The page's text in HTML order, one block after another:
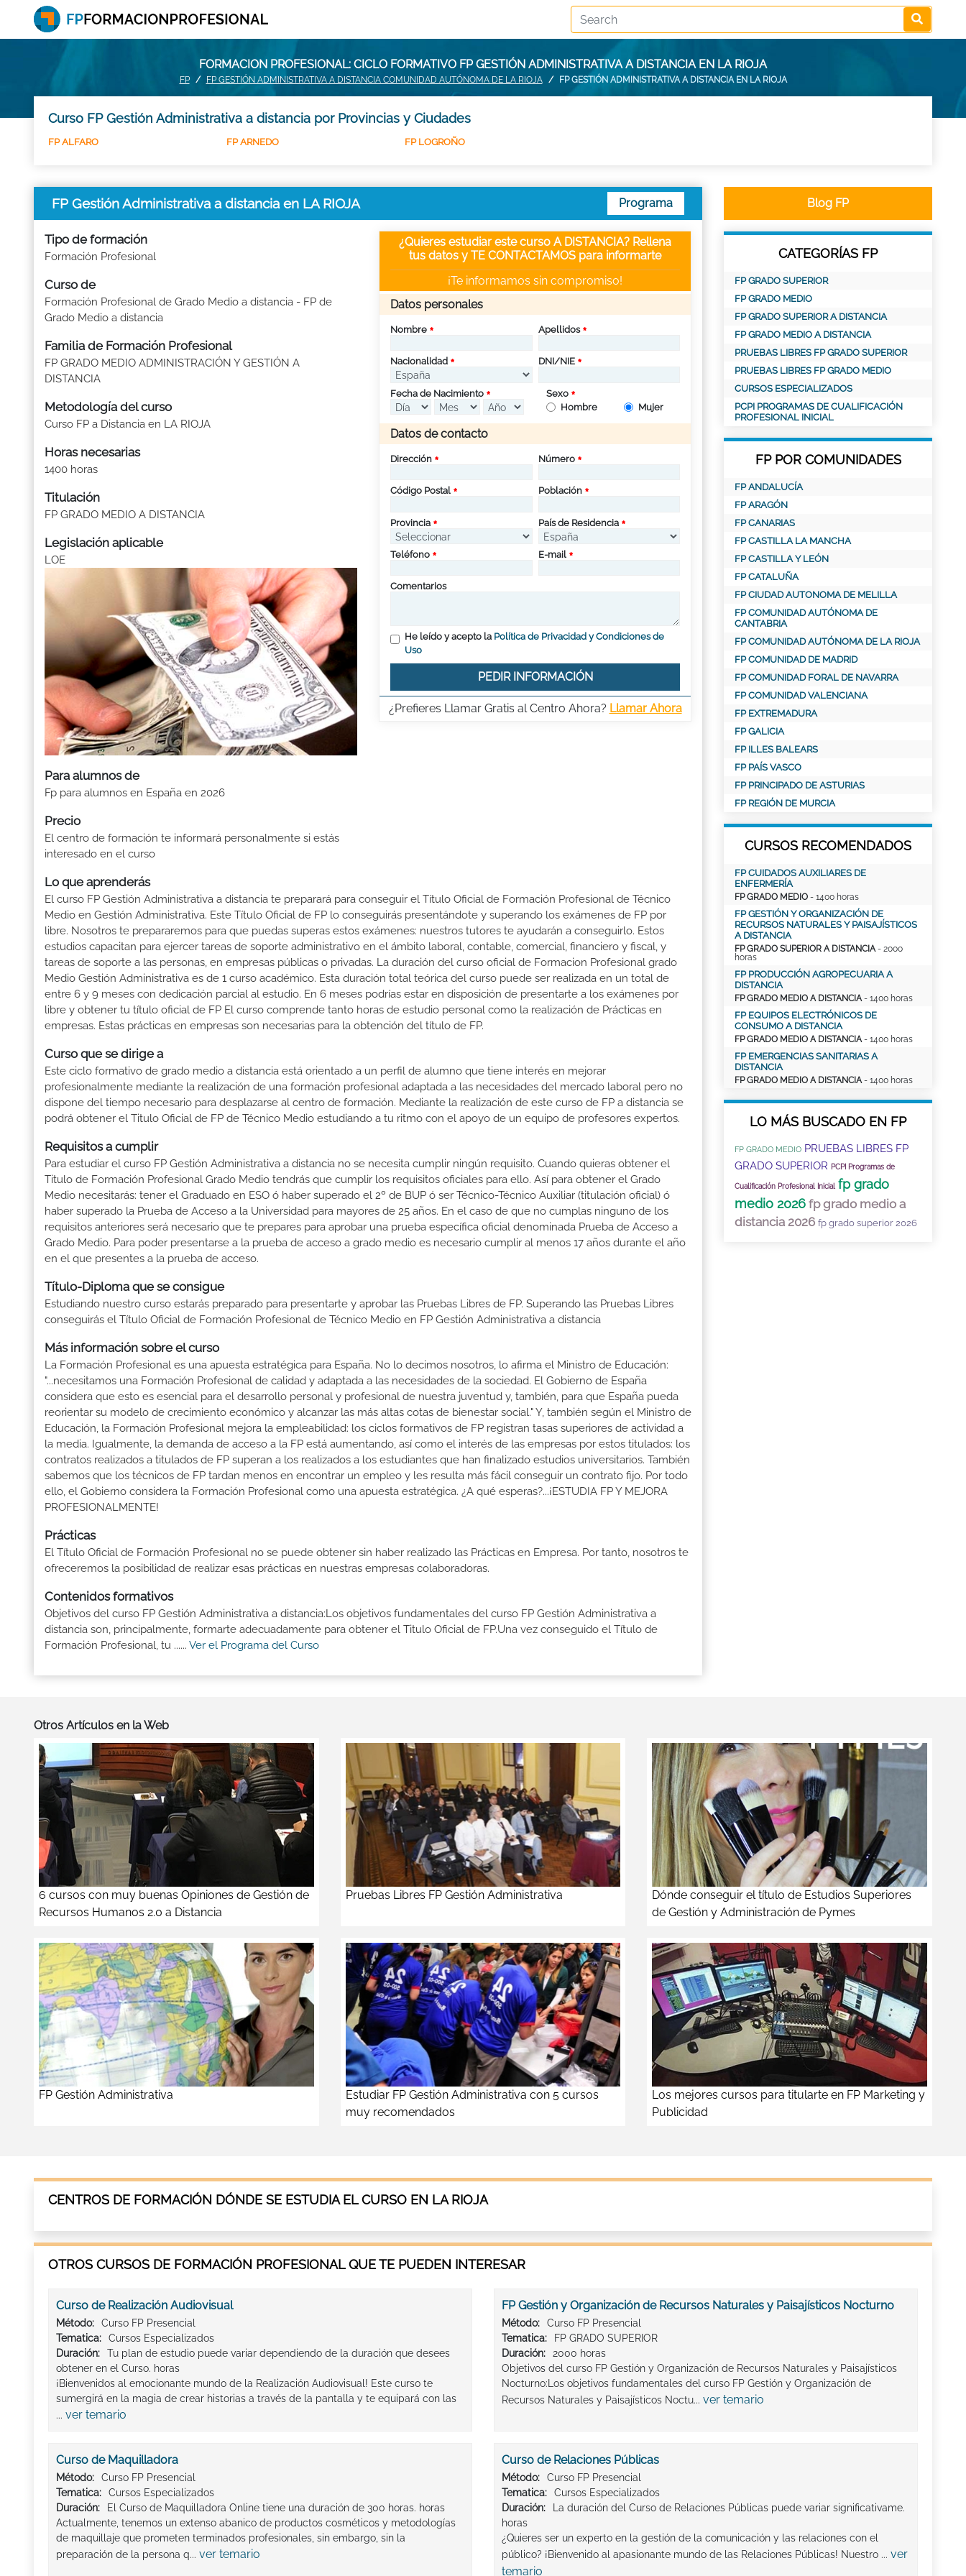
FORMACION PROFESIONAL: CICLO FORMATIVO FP GESTIÓN ADMINISTRATIVA A DISTANCIA EN LA RIOJA
FP FP GESTIÓN ADMINISTRATIVA A DISTANCIA COMUNIDAD AUTÓNOMA DE LA RIOJA FP GESTIÓN ADMINISTRATIVA A DISTANCIA EN LA RIOJA
Curso FP Gestión Administrativa a distancia por Provincias y Ciudades
FP ALFARO FP ARNEDO FP LOGROÑO
FP Gestión Administrativa a distancia en LA RIOJA Programa
Tipo de formación
Formación Profesional
Curso de
Formación Profesional de Grado Medio a distancia - FP de
Grado Medio a distancia
Familia de Formación Profesional
FP GRADO MEDIO ADMINISTRACIÓN Y GESTIÓN A
DISTANCIA
Metodología del curso
Curso FP a Distancia en LA RIOJA
Horas necesarias
1400 horas
Titulación
FP GRADO MEDIO A DISTANCIA
Legislación aplicable
LOE
Para alumnos de
Fp para alumnos en España en 2026
Precio
El centro de formación te informará personalmente si estás
interesado en el curso
¿Quieres estudiar este curso A DISTANCIA? Rellena
tus datos y TE CONTACTAMOS para informarte
¡Te informamos sin compromiso!
Datos personales
Nombre Apellidos
Nacionalidad DNI/NIE
Fecha de Nacimiento
Sexo
Hombre
Mujer
Datos de contacto
Dirección Número
Código Postal Población
Provincia País de Residencia
Teléfono E-mail
Comentarios
He leído y acepto la Política de Privacidad y Condiciones de
Uso
PEDIR INFORMACIÓN
¿Prefieres Llamar Gratis al Centro Ahora? Llamar Ahora
Lo que aprenderás
El curso FP Gestión Administrativa a distancia te preparará para conseguir el Título Oficial de Formación Profesional de Técnico
Medio en Gestión Administrativa. Este Título Oficial de FP lo conseguirás presentándote y superando los exámenes de FP por
libre. Nosotros te prepararemos para que puedas superas estos exámenes: nuestros tutores te ayudarán a conseguirlo. Estos
estudios capacitan para ejercer tareas de soporte administrativo en el ámbito laboral, contable, comercial, financiero y fiscal, y
tareas de soporte a las personas, en empresas públicas o privadas. La duración del curso oficial de Formacion Profesional grado
Medio Gestión Administrativa es de 1 curso académico. Esta duración total teórica del curso puede ser realizada en un total de
entre 6 y 9 meses con dedicación parcial al estudio. En 6 meses podrías estar en disposición de presentarte a los exámenes por
libre y obtener tu título oficial de FP El curso comprende tanto horas de estudio personal como la realización de Prácticas en
empresas. Estas prácticas en empresas son necesarias para la obtención del título de FP.
Curso que se dirige a
Este ciclo formativo de grado medio a distancia está orientado a un perfil de alumno que tiene interés en mejorar
profesionalmente mediante la realización de una formación profesional adaptada a las necesidades del mercado laboral pero no
dispone del tiempo necesario para desplazarse al centro de formación. Mediante la realización de este curso de FP a distancia se
podrá obtener el Titulo Oficial de FP de Técnico Medio estudiando a tu ritmo con el apoyo de un equipo de profesores expertos.
Requisitos a cumplir
Para estudiar el curso FP Gestión Administrativa a distancia no se necesita cumplir ningún requisito. Cuando quieras obtener el
Titulo de Formación Profesional Grado Medio tendrás que cumplir los requisitos oficiales para ello. Así para obtener el Grado
Medio necesitarás: tener el Graduado en ESO ó haber superado el 2º de BUP ó ser Técnico-Técnico Auxiliar (titulación oficial) ó
haber superado la Prueba de Acceso a la Universidad para mayores de 25 años. En el caso de que no cumplas ninguno de los
requisitos anteriores será necesario que te prepares para aprobar una prueba específica oficial denominada Prueba de Acceso a
Grado Medio. Para poder presentarse a la prueba de acceso a grado medio es necesario cumplir al menos 17 años durante el año
en el que presentes a la prueba de acceso.
Título-Diploma que se consigue
Estudiando nuestro curso estarás preparado para presentarte y aprobar las Pruebas Libres de FP. Superando las Pruebas Libres
conseguirás el Título Oficial de Formación Profesional de Técnico Medio en FP Gestión Administrativa a distancia
Más información sobre el curso
La Formación Profesional es una apuesta estratégica para España. No lo decimos nosotros, lo afirma el Ministro de Educación:
"...necesitamos una Formación Profesional de calidad y adaptada a las necesidades de la sociedad. El Gobierno de España
considera que esto es esencial para el desarrollo personal y profesional de nuestra juventud y, también, para que España pueda
reorientar su modelo de crecimiento económico y alcanzar las más altas cotas de bienestar social." Y, también según el Ministro de
Educación, la Formación Profesional mejora la empleabilidad: los ciclos formativos de FP registran tasas superiores de actividad a
la media. Igualmente, la demanda de acceso a la FP está aumentando, así como el interés de las empresas por estos titulados: los
contratos realizados a titulados de FP superan a los realizados a los estudiantes que han finalizado estudios universitarios. También
sabemos que los técnicos de FP tardan menos en encontrar un empleo y les resulta más fácil conseguir un contrato fijo. Por todo
ello, el Gobierno considera la Formación Profesional como una apuesta estratégica. ¿A qué esperas?...¡ESTUDIA FP Y MEJORA
PROFESIONALMENTE!
Prácticas
El Título Oficial de Formación Profesional no se puede obtener sin haber realizado las Prácticas en Empresa. Por tanto, nosotros te
ofreceremos la posibilidad de realizar esas prácticas en nuestras empresas colaboradoras.
Contenidos formativos
Objetivos del curso FP Gestión Administrativa a distancia:Los objetivos fundamentales del curso FP Gestión Administrativa a
distancia son, principalmente, formarte adecuadamente para obtener el Titulo Oficial de FP.Una vez conseguido el Título de
Formación Profesional, tu ...... Ver el Programa del Curso
Blog FP
CATEGORÍAS FP
FP GRADO SUPERIOR
FP GRADO MEDIO
FP GRADO SUPERIOR A DISTANCIA
FP GRADO MEDIO A DISTANCIA
PRUEBAS LIBRES FP GRADO SUPERIOR
PRUEBAS LIBRES FP GRADO MEDIO
CURSOS ESPECIALIZADOS
PCPI PROGRAMAS DE CUALIFICACIÓN
PROFESIONAL INICIAL
FP POR COMUNIDADES
FP ANDALUCÍA
FP ARAGÓN
FP CANARIAS
FP CASTILLA LA MANCHA
FP CASTILLA Y LEÓN
FP CATALUÑA
FP CIUDAD AUTONOMA DE MELILLA
FP COMUNIDAD AUTÓNOMA DE
CANTABRIA
FP COMUNIDAD AUTÓNOMA DE LA RIOJA
FP COMUNIDAD DE MADRID
FP COMUNIDAD FORAL DE NAVARRA
FP COMUNIDAD VALENCIANA
FP EXTREMADURA
FP GALICIA
FP ILLES BALEARS
FP PAÍS VASCO
FP PRINCIPADO DE ASTURIAS
FP REGIÓN DE MURCIA
CURSOS RECOMENDADOS
FP CUIDADOS AUXILIARES DE
ENFERMERÍA
FP GRADO MEDIO - 1400 horas
FP GESTIÓN Y ORGANIZACIÓN DE
RECURSOS NATURALES Y PAISAJÍSTICOS
A DISTANCIA
FP GRADO SUPERIOR A DISTANCIA- 2000
horas
FP PRODUCCIÓN AGROPECUARIA A
DISTANCIA
FP GRADO MEDIO A DISTANCIA- 1400 horas
FP EQUIPOS ELECTRÓNICOS DE
CONSUMO A DISTANCIA
FP GRADO MEDIO A DISTANCIA- 1400 horas
FP EMERGENCIAS SANITARIAS A
DISTANCIA
FP GRADO MEDIO A DISTANCIA- 1400 horas
LO MÁS BUSCADO EN FP
FP GRADO MEDIO PRUEBAS LIBRES FP
GRADO SUPERIOR
PCPI Programas de
Cualificación Profesional Inicial
fp grado
medio 2026 fp grado medio a
distancia 2026 fp grado superior 2026
Otros Artículos en la Web
6 cursos con muy buenas Opiniones de Gestión de
Recursos Humanos 2.0 a Distancia
Pruebas Libres FP Gestión Administrativa
Dónde conseguir el título de Estudios Superiores
de Gestión y Administración de Pymes
FP Gestión Administrativa
Estudiar FP Gestión Administrativa con 5 cursos
muy recomendados
Los mejores cursos para titularte en FP Marketing y
Publicidad
CENTROS DE FORMACIÓN DÓNDE SE ESTUDIA EL CURSO EN LA RIOJA
OTROS CURSOS DE FORMACIÓN PROFESIONAL QUE TE PUEDEN INTERESAR
Curso de Realización Audiovisual
Método:
Curso FP Presencial
Tematica:
Cursos Especializados
Duración:
Tu plan de estudio puede variar dependiendo de la duración que desees
obtener en el Curso. horas
¡Bienvenidos al emocionante mundo de la Realización Audiovisual! Este curso te
sumergirá en la magia de crear historias a través de la pantalla y te equipará con las
... ver temario
FP Gestión y Organización de Recursos Naturales y Paisajísticos Nocturno
Método:
Curso FP Presencial
Tematica:
FP GRADO SUPERIOR
Duración:
2000 horas
Objetivos del curso FP Gestión y Organización de Recursos Naturales y Paisajísticos
Nocturno:Los objetivos fundamentales del curso FP Gestión y Organización de
Recursos Naturales y Paisajísticos Noctu... ver temario
Curso de Maquilladora
Método:
Curso FP Presencial
Tematica:
Cursos Especializados
Duración:
El Curso de Maquilladora Online tiene una duración de 300 horas. horas
Actualmente, tenemos un extenso abanico de productos cosméticos y metodologías
de maquillaje que prometen terminados profesionales, sin embargo, sin la
preparación de la persona q... ver temario
Curso de Relaciones Públicas
Método:
Curso FP Presencial
Tematica:
Cursos Especializados
Duración:
La duración del Curso de Relaciones Públicas puede variar significativame.
horas
¿Quieres ser un experto en la gestión de la comunicación y las relaciones con el
público? ¡Bienvenido al apasionante mundo de las Relaciones Públicas! Nuestro ... ver
temario